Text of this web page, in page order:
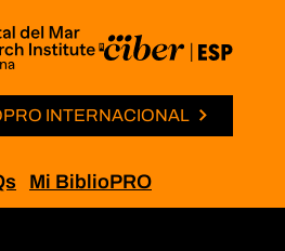
INTERNACIONAL
para “Iniciativas
Mi BiblioPRO